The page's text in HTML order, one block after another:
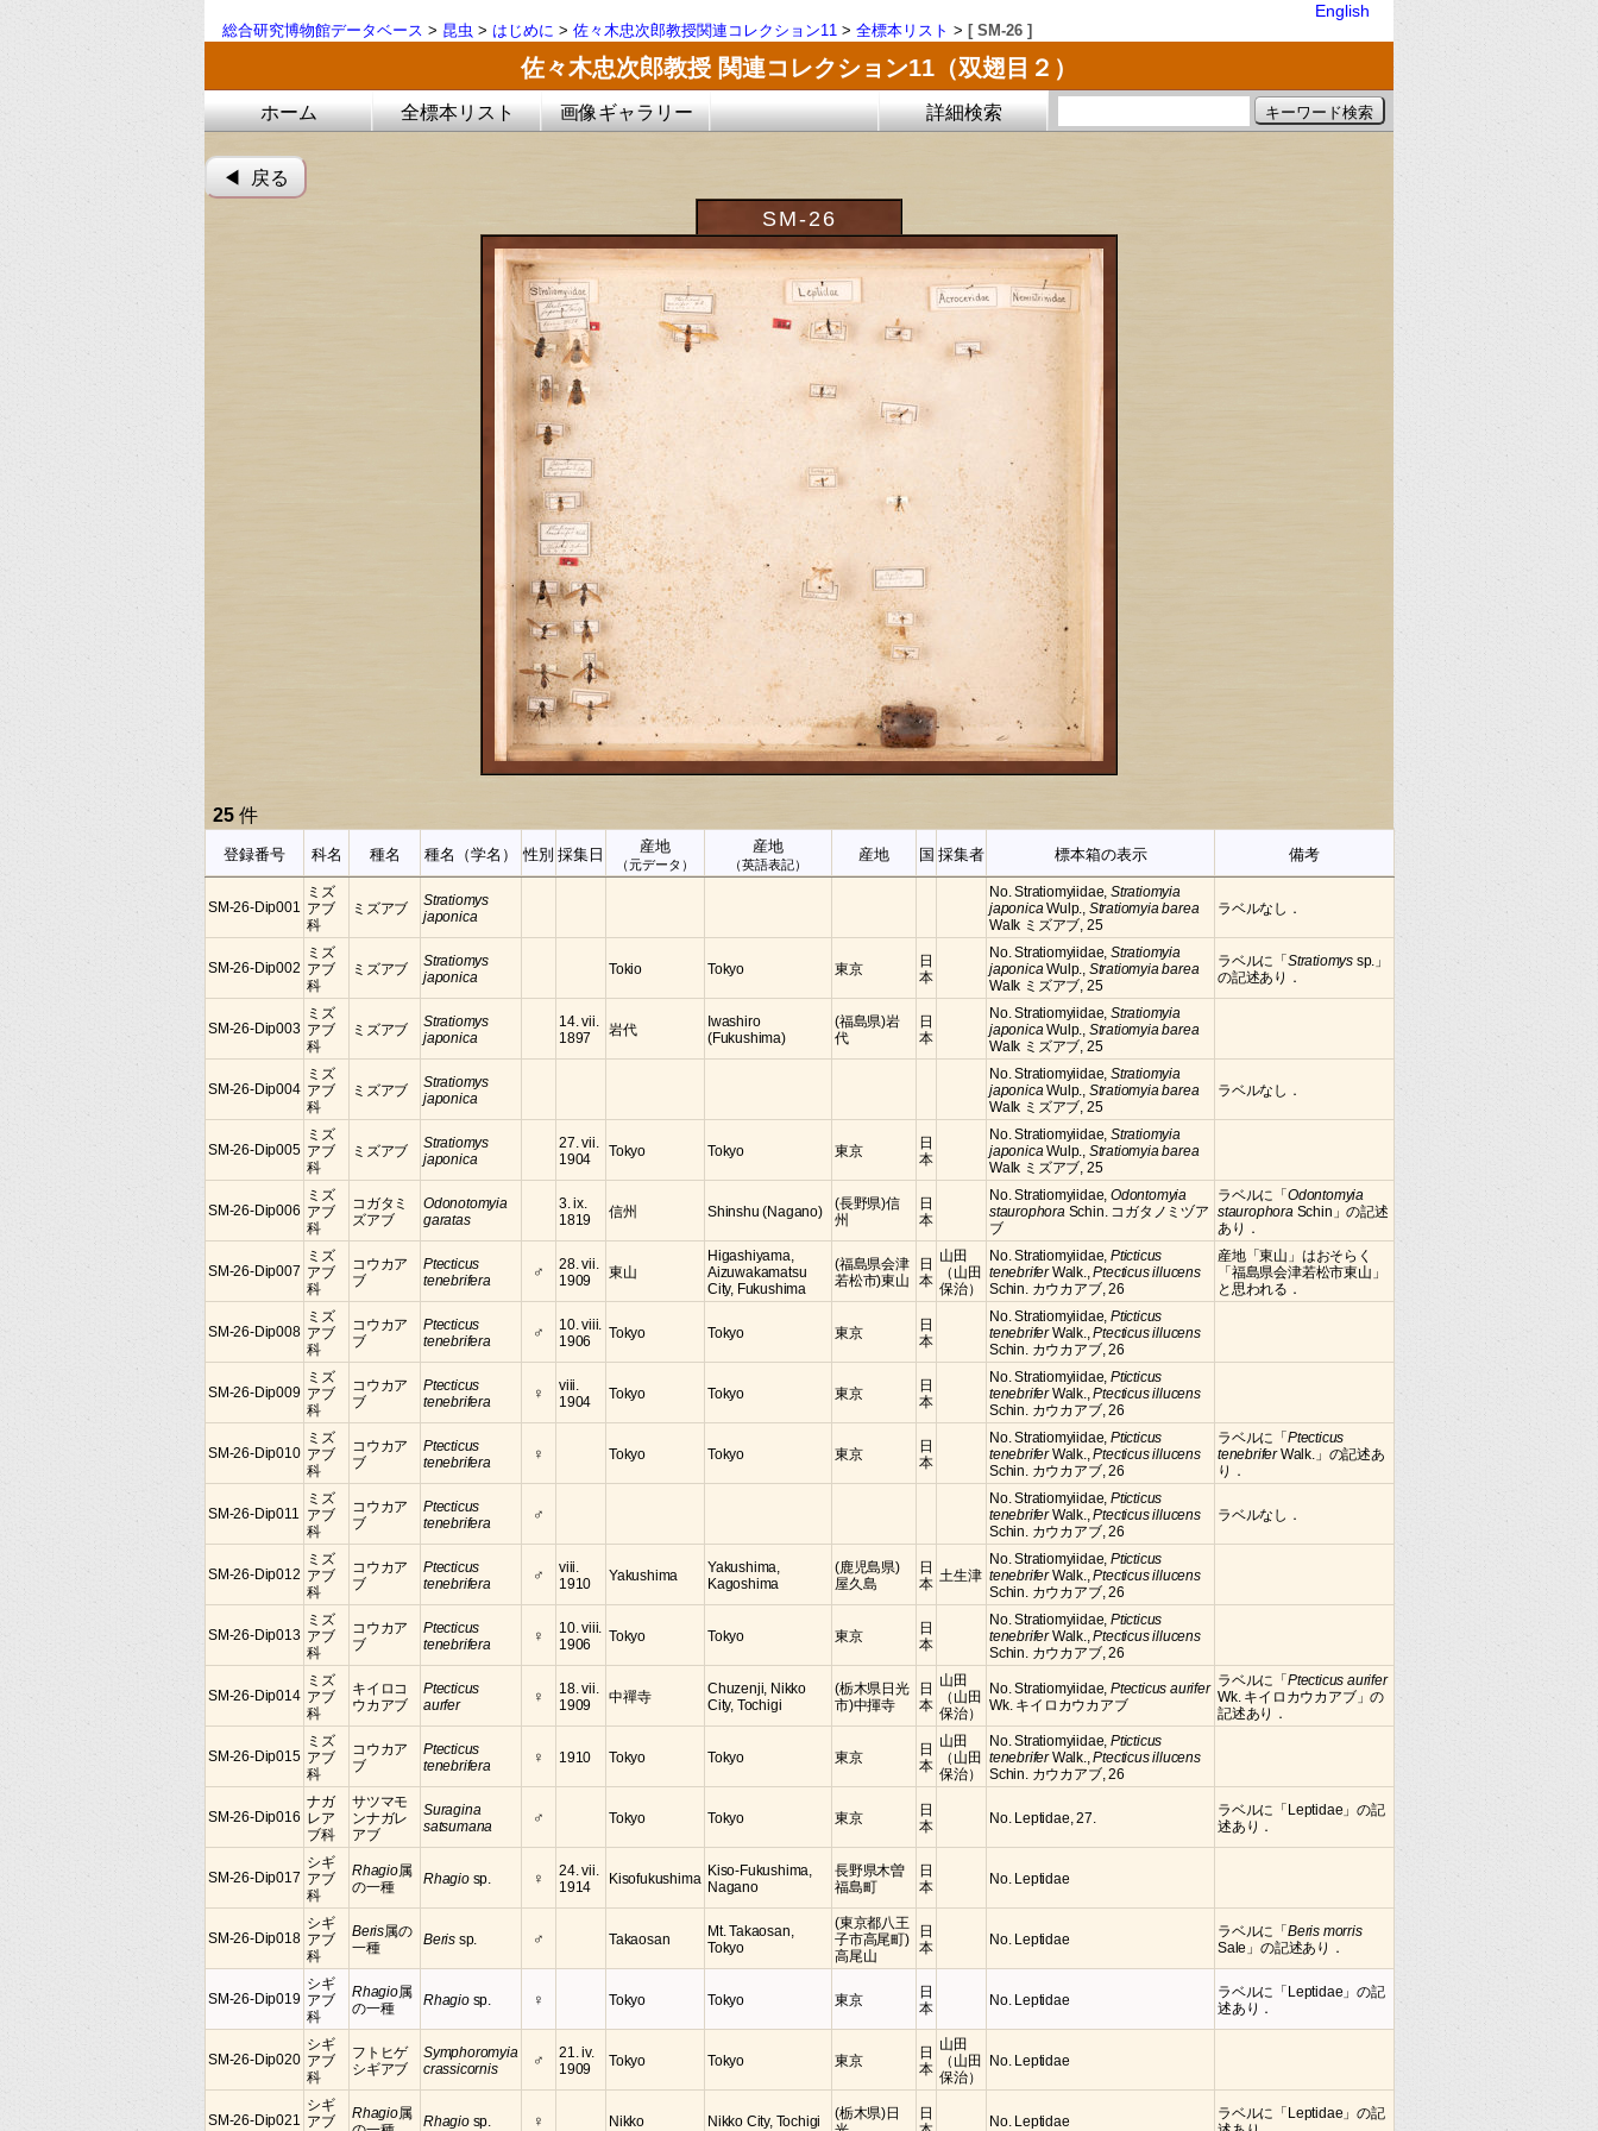
English
総合研究博物館データベース > 昆虫 > はじめに > 佐々木忠次郎教授関連コレクション11 > 全標本リスト > [ SM-26 ]
佐々木忠次郎教授 関連コレクション11（双翅目２）
ホーム 全標本リスト 画像ギャラリー 詳細検索
◀︎ 戻る
SM-26
25 件
登録番号 科名 種名 種名（学名） 性別 採集日 産地
（元データ）
産地
（英語表記）
産地 国 採集者 標本箱の表示 備考
SM-26-Dip001
ミズ
アブ
科
ミズアブ
Stratiomys
japonica
No. Stratiomyiidae, Stratiomyia
japonica Wulp., Stratiomyia barea
Walk ミズアブ, 25
ラベルなし．
SM-26-Dip002
ミズ
アブ
科
ミズアブ
Stratiomys
japonica
Tokio Tokyo 東京
日
本
No. Stratiomyiidae, Stratiomyia
japonica Wulp., Stratiomyia barea
Walk ミズアブ, 25
ラベルに「 Stratiomys sp.」
の記述あり．
SM-26-Dip003
ミズ
アブ
科
ミズアブ
Stratiomys
japonica
14. vii.
1897
岩代
Iwashiro
(Fukushima)
(福島県)岩
代
日
本
No. Stratiomyiidae, Stratiomyia
japonica Wulp., Stratiomyia barea
Walk ミズアブ, 25
SM-26-Dip004
ミズ
アブ
科
ミズアブ
Stratiomys
japonica
No. Stratiomyiidae, Stratiomyia
japonica Wulp., Stratiomyia barea
Walk ミズアブ, 25
ラベルなし．
SM-26-Dip005
ミズ
アブ
科
ミズアブ
Stratiomys
japonica
27. vii.
1904
Tokyo Tokyo 東京
日
本
No. Stratiomyiidae, Stratiomyia
japonica Wulp., Stratiomyia barea
Walk ミズアブ, 25
SM-26-Dip006
ミズ
アブ
科
コガタミ
ズアブ
Odonotomyia
garatas
3. ix.
1819
信州 Shinshu (Nagano)
(長野県)信
州
日
本
No. Stratiomyiidae, Odontomyia
staurophora Schin. コガタノミヅア
ブ
ラベルに「 Odontomyia
staurophora Schin」の記述
あり．
SM-26-Dip007
ミズ
アブ
科
コウカア
ブ
Ptecticus
tenebrifera
♂
28. vii.
1909
東山
Higashiyama,
Aizuwakamatsu
City, Fukushima
(福島県会津
若松市)東山
日
本
山田
（山田
保治）
No. Stratiomyiidae, Pticticus
tenebriferWalk.,Ptecticus illucens
Schin. カウカアブ, 26
産地「東山」はおそらく
「福島県会津若松市東山」
と思われる．
SM-26-Dip008
ミズ
アブ
科
コウカア
ブ
Ptecticus
tenebrifera
♂
10. viii.
1906
Tokyo Tokyo 東京
日
本
No. Stratiomyiidae, Pticticus
tenebriferWalk.,Ptecticus illucens
Schin. カウカアブ, 26
SM-26-Dip009
ミズ
アブ
科
コウカア
ブ
Ptecticus
tenebrifera
♀
viii.
1904
Tokyo Tokyo 東京
日
本
No. Stratiomyiidae, Pticticus
tenebriferWalk.,Ptecticus illucens
Schin. カウカアブ, 26
SM-26-Dip010
ミズ
アブ
科
コウカア
ブ
Ptecticus
tenebrifera
♀ Tokyo Tokyo 東京
日
本
No. Stratiomyiidae, Pticticus
tenebriferWalk.,Ptecticus illucens
Schin. カウカアブ, 26
ラベルに「 Ptecticus
tenebriferWalk.」の記述あ
り．
SM-26-Dip011
ミズ
アブ
科
コウカア
ブ
Ptecticus
tenebrifera
♂
No. Stratiomyiidae, Pticticus
tenebriferWalk.,Ptecticus illucens
Schin. カウカアブ, 26
ラベルなし．
SM-26-Dip012
ミズ
アブ
科
コウカア
ブ
Ptecticus
tenebrifera
♂
viii.
1910
Yakushima
Yakushima,
Kagoshima
(鹿児島県)
屋久島
日
本
土生津
No. Stratiomyiidae, Pticticus
tenebriferWalk.,Ptecticus illucens
Schin. カウカアブ, 26
SM-26-Dip013
ミズ
アブ
科
コウカア
ブ
Ptecticus
tenebrifera
♀
10. viii.
1906
Tokyo Tokyo 東京
日
本
No. Stratiomyiidae, Pticticus
tenebriferWalk.,Ptecticus illucens
Schin. カウカアブ, 26
SM-26-Dip014
ミズ
アブ
科
キイロコ
ウカアブ
Ptecticus
aurfer
♀
18. vii.
1909
中禪寺
Chuzenji, Nikko
City, Tochigi
(栃木県日光
市)中揮寺
日
本
山田
（山田
保治）
No. Stratiomyiidae, Ptecticus aurifer
Wk. キイロカウカアブ
ラベルに「 Ptecticus aurifer
Wk. キイロカウカアブ」の
記述あり．
SM-26-Dip015
ミズ
アブ
科
コウカア
ブ
Ptecticus
tenebrifera
♀ 1910 Tokyo Tokyo 東京
日
本
山田
（山田
保治）
No. Stratiomyiidae, Pticticus
tenebriferWalk.,Ptecticus illucens
Schin. カウカアブ, 26
SM-26-Dip016
ナガ
レア
ブ科
サツマモ
ンナガレ
アブ
Suragina
satsumana
♂ Tokyo Tokyo 東京
日
本
No. Leptidae, 27.
ラベルに「Leptidae」の記
述あり．
SM-26-Dip017
シギ
アブ
科
Rhagio属
の一種
Rhagiosp. ♀
24. vii.
1914
Kisofukushima
Kiso-Fukushima,
Nagano
長野県木曽
福島町
日
本
No. Leptidae
SM-26-Dip018
シギ
アブ
科
Beris属の
一種
Beris sp. ♂ Takaosan
Mt. Takaosan,
Tokyo
(東京都八王
子市高尾町)
高尾山
日
本
No. Leptidae
ラベルに「 Beris morris
Sale」の記述あり．
SM-26-Dip019
シギ
アブ
科
Rhagio属
の一種
Rhagiosp. ♀ Tokyo Tokyo 東京
日
本
No. Leptidae
ラベルに「Leptidae」の記
述あり．
SM-26-Dip020
シギ
アブ
科
フトヒゲ
シギアブ
Symphoromyia
crassicornis
♂
21. iv.
1909
Tokyo Tokyo 東京
日
本
山田
（山田
保治）
No. Leptidae
SM-26-Dip021
シギ
アブ
Rhagio属
Rhagiosp. ♀ Nikko Nikko City, Tochigi
(栃木県)日
日
No. Leptidae
ラベルに「Leptidae」の記